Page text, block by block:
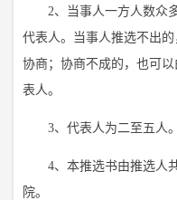
2、当事人一方人数众多
代表人。当事人推选不出
协商；协商不成的，也可
表人。
3、代表人为二至五人。
4、本推选书由推选人共
院。